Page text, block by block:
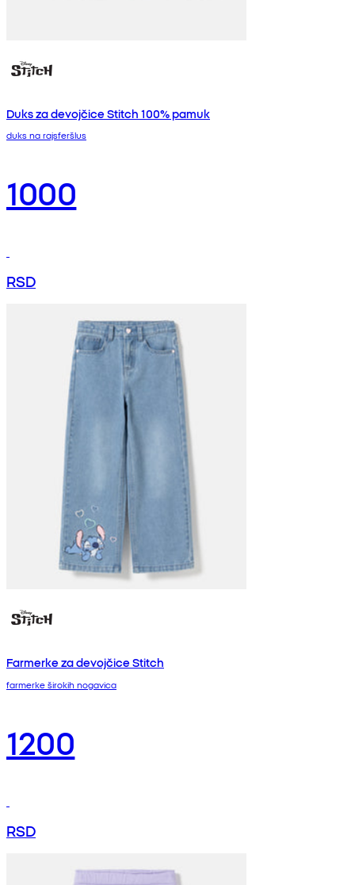
Duks za devojčice Stitch 100% pamuk
duks na rajsferšlus
1000
RSD
Farmerke za devojčice Stitch
farmerke širokih nogavica
1200
RSD